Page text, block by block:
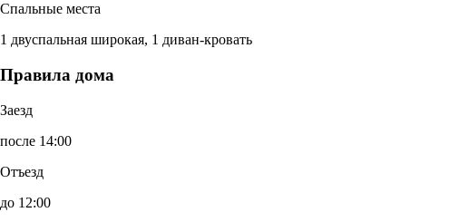
Спальные места
1 двуспальная широкая, 1 диван-кровать
Правила дома
Заезд
после 14:00
Отъезд
до 12:00